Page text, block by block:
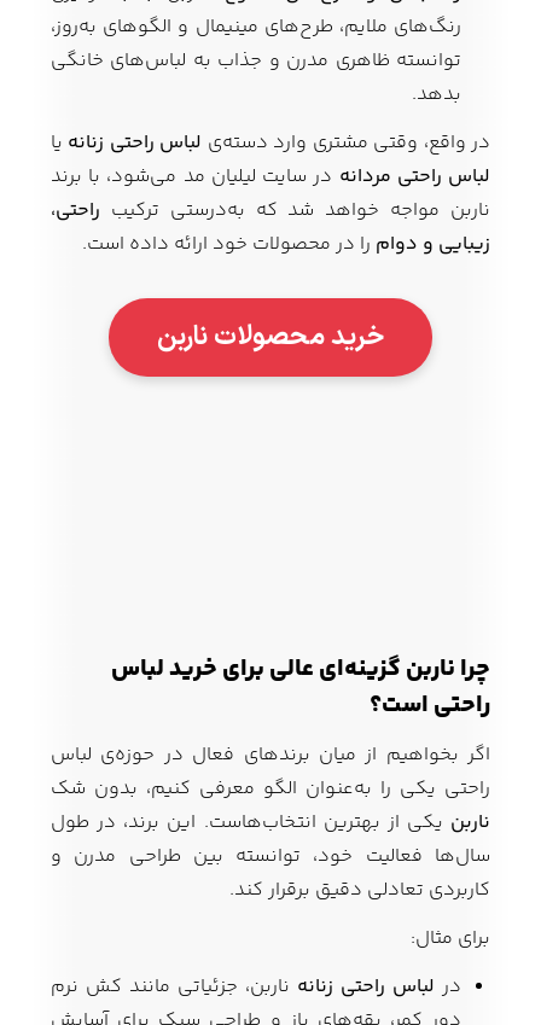
رنگ‌های ملایم، طرح‌های مینیمال و الگوهای به‌روز،
توانسته ظاهری مدرن و جذاب به لباس‌های خانگی
بدهد.
در واقع، وقتی مشتری وارد دسته‌ی لباس راحتی زنانه یا
لباس راحتی مردانه در سایت لیلیان مد می‌شود، با برند
ناربن مواجه خواهد شد که به‌درستی ترکیب راحتی،
زیبایی و دوام را در محصولات خود ارائه داده است.
خرید محصولات ناربن
چرا ناربن گزینه‌ای عالی برای خرید لباس
راحتی است؟
اگر بخواهیم از میان برندهای فعال در حوزه‌ی لباس
راحتی یکی را به‌عنوان الگو معرفی کنیم، بدون شک
ناربن یکی از بهترین انتخاب‌هاست. این برند، در طول
سال‌ها فعالیت خود، توانسته بین طراحی مدرن و
کاربردی تعادلی دقیق برقرار کند.
برای مثال:
در لباس راحتی زنانه ناربن، جزئیاتی مانند کش نرم